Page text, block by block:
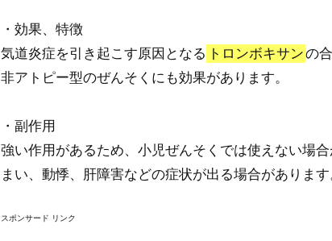
・効果、特徴
気道炎症を引き起こす原因となる トロンボキサンの
非アトピー型のぜんそくにも効果があります。
・副作用
強い作用があるため、小児ぜんそくでは使えない場
まい、動悸、肝障害などの症状が出る場合があります
スポンサード リンク